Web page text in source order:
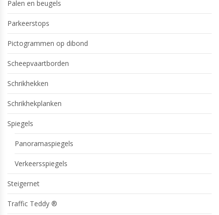
Palen en beugels
Parkeerstops
Pictogrammen op dibond
Scheepvaartborden
Schrikhekken
Schrikhekplanken
Spiegels
Panoramaspiegels
Verkeersspiegels
Steigernet
Traffic Teddy ®